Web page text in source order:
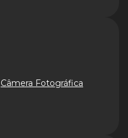
Câmera Fotográfica